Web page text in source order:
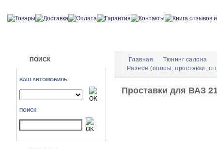
ПОИСК
ВАШ АВТОМОБИЛЬ
ПОИСК
Главная
Тюнинг салона
Разное (опоры, проставки,
Проставки для ВАЗ